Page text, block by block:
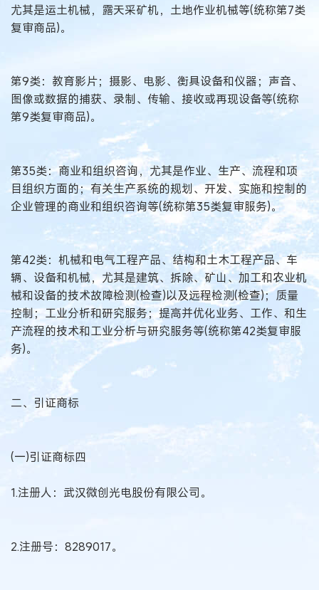
尤其是运土机械，露天采矿机，土地作业机械等(统称第7类
复审商品)。
第9类：教育影片；摄影、电影、衡具设备和仪器；声音、
图像或数据的捕获、录制、传输、接收或再现设备等(统称
第9类复审商品)。
第35类：商业和组织咨询，尤其是作业、生产、流程和项
目组织方面的；有关生产系统的规划、开发、实施和控制的
企业管理的商业和组织咨询等(统称第35类复审服务)。
第42类：机械和电气工程产品、结构和土木工程产品、车
辆、设备和机械，尤其是建筑、拆除、矿山、加工和农业机
械和设备的技术故障检测(检查)以及远程检测(检查)；质量
控制；工业分析和研究服务；提高并优化业务、工作、和生
产流程的技术和工业分析与研究服务等(统称第42类复审服
务)。
二、引证商标
(一)引证商标四
1.注册人：武汉微创光电股份有限公司。
2.注册号：8289017。